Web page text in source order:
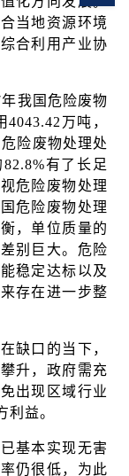
当地资源环境
合利用产业协
我国危险废物
万吨，
险废物处理处
有了长足
危险废物处理
危险废物处理
，单位质量的
别巨大。危险
稳定达标以及
存在进一步整
缺口的当下，
升，政府需充
出现区域行业
利益。
基本实现无害
仍很低，为此